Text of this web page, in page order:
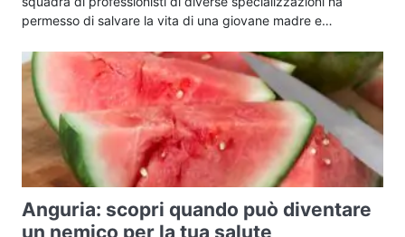
permesso di salvare la vita di una giovane madre e…
Anguria: scopri quando può diventare
un nemico per la tua salute